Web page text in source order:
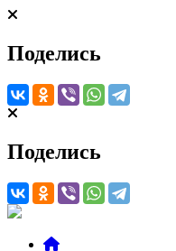
Поделись
Поделись